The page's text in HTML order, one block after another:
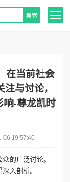
在当前社会
与讨论，
响-尊龙凯时
06 19:57:40
的广泛讨论。
入剖析。